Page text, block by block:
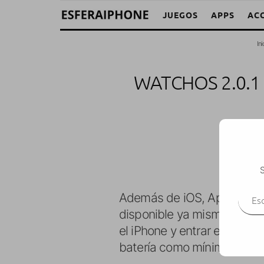
JUEGOS APPS
WATCHOS
Además de iOS, Apple
disponible ya mismo
el iPhone y entrar en
batería como mínimo y